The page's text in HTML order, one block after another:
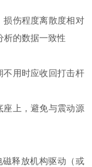
损伤程度离散度相对
析的数据一致性
不用时应收回打击杆
座上，避免与震动源
释放机构驱动（或